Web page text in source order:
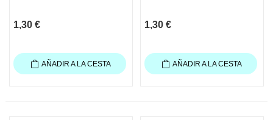
1,30 €
AÑADIR A LA CESTA
1,30 €
AÑADIR A LA CESTA